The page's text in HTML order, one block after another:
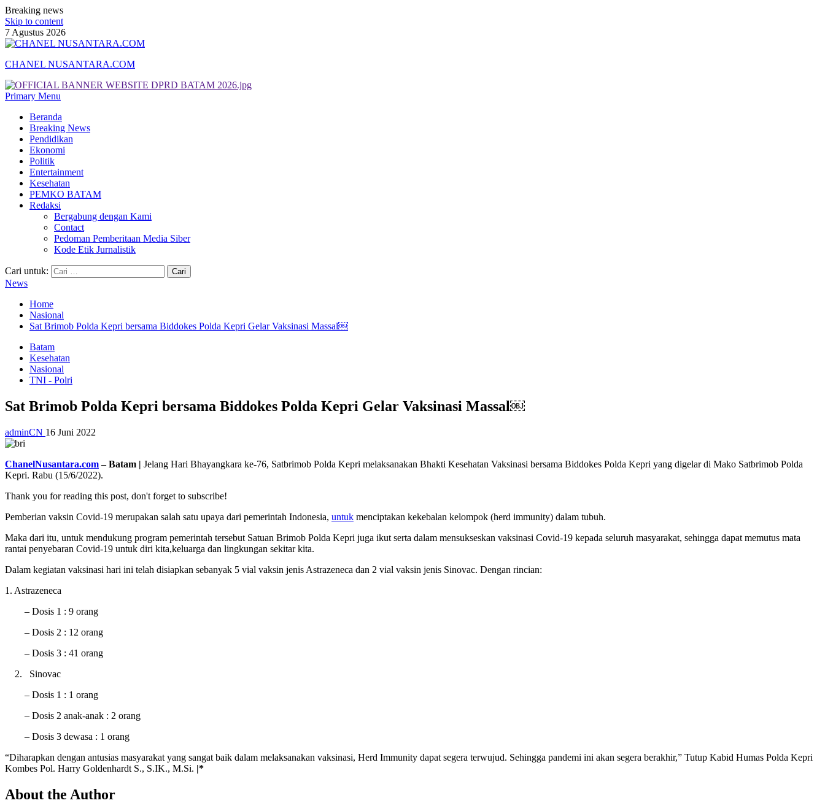
Breaking news
Skip to content
7 Agustus 2026
CHANEL NUSANTARA.COM
Primary Menu
Beranda
Breaking News
Pendidikan
Ekonomi
Politik
Entertainment
Kesehatan
PEMKO BATAM
Redaksi
Bergabung dengan Kami
Contact
Pedoman Pemberitaan Media Siber
Kode Etik Jurnalistik
Cari untuk:
News
Home
Nasional
Sat Brimob Polda Kepri bersama Biddokes Polda Kepri Gelar Vaksinasi Massal￼
Batam
Kesehatan
Nasional
TNI - Polri
Sat Brimob Polda Kepri bersama Biddokes Polda Kepri Gelar Vaksinasi Massal￼
adminCN 16 Juni 2022
ChanelNusantara.com– Batam | Jelang Hari Bhayangkara ke-76, Satbrimob Polda Kepri melaksanakan Bhakti Kesehatan Vaksinasi bersama Biddokes Polda Kepri yang digelar di Mako Satbrimob Polda
Kepri. Rabu (15/6/2022).
Thank you for reading this post, don't forget to subscribe!
Pemberian vaksin Covid-19 merupakan salah satu upaya dari pemerintah Indonesia, untuk menciptakan kekebalan kelompok (herd immunity) dalam tubuh.
Maka dari itu, untuk mendukung program pemerintah tersebut Satuan Brimob Polda Kepri juga ikut serta dalam mensukseskan vaksinasi Covid-19 kepada seluruh masyarakat, sehingga dapat memutus mata
rantai penyebaran Covid-19 untuk diri kita,keluarga dan lingkungan sekitar kita.
Dalam kegiatan vaksinasi hari ini telah disiapkan sebanyak 5 vial vaksin jenis Astrazeneca dan 2 vial vaksin jenis Sinovac. Dengan rincian:
1. Astrazeneca
– Dosis 1 : 9 orang
– Dosis 2 : 12 orang
– Dosis 3 : 41 orang
2. Sinovac
– Dosis 1 : 1 orang
– Dosis 2 anak-anak : 2 orang
– Dosis 3 dewasa : 1 orang
“Diharapkan dengan antusias masyarakat yang sangat baik dalam melaksanakan vaksinasi, Herd Immunity dapat segera terwujud. Sehingga pandemi ini akan segera berakhir,” Tutup Kabid Humas Polda Kepri
Kombes Pol. Harry Goldenhardt S., S.IK., M.Si. |*
About the Author